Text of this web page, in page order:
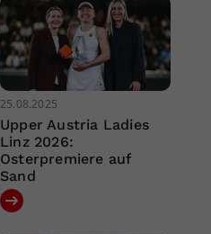
25.08.2025
Upper Austria Ladies
Linz 2026:
Osterpremiere auf
Sand